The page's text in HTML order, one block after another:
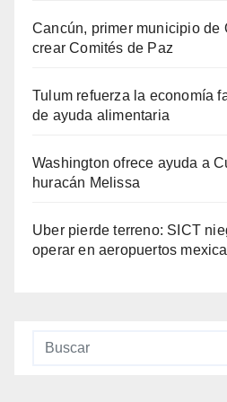
Cancún, primer municipio de
crear Comités de Paz
Tulum refuerza la economía
de ayuda alimentaria
Washington ofrece ayuda a
huracán Melissa
Uber pierde terreno: SICT
operar en aeropuertos